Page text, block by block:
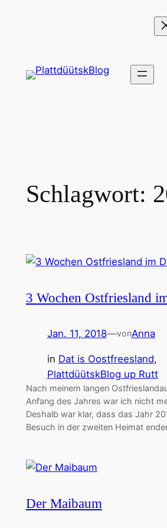
Schlagwort:
3 Wochen Ostfriesland
Jan. 11, 2018—vonAnna
in Dat is Oostfreesland
PlattdüütskBlog up Rutt
Nach meinem langen
Anfang des Jahres war ich nicht
Deshalb war klar, dass das Jahr
Besuch in der zweiten Heimat
Der Maibaum